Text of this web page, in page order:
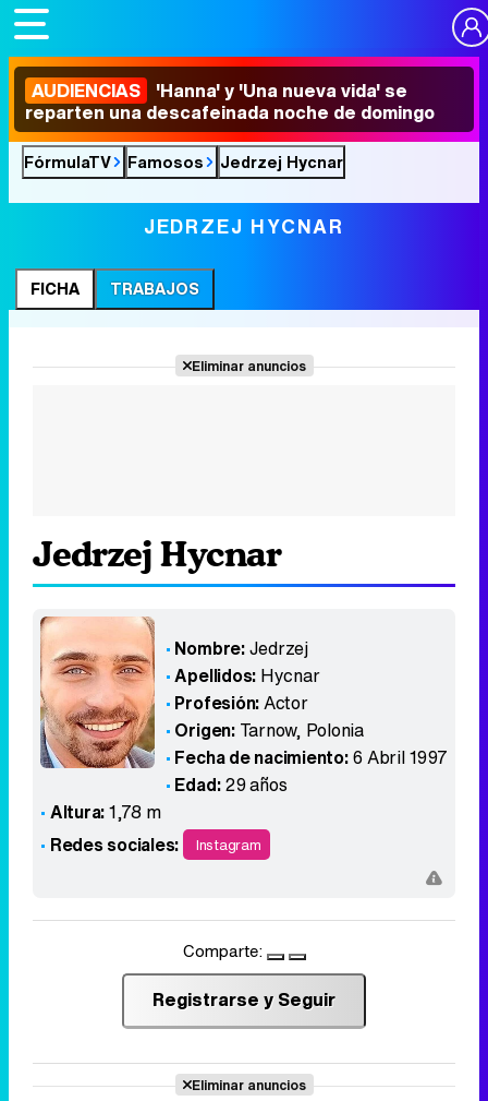
AUDIENCIAS 'Hanna' y 'Una nueva vida' se
reparten una descafeinada noche de domingo
FórmulaTV Famosos Jedrzej Hycnar
JEDRZEJ HYCNAR
FICHA TRABAJOS
Eliminar anuncios
Jedrzej Hycnar
Nombre:Jedrzej
Apellidos: Hycnar
Profesión:Actor
Origen: Tarnow, Polonia
Fecha de nacimiento:6 Abril 1997
Edad:29 años
Altura:1,78 m
Redes sociales:
Instagram
Comparte:
Registrarse y Seguir
Eliminar anuncios